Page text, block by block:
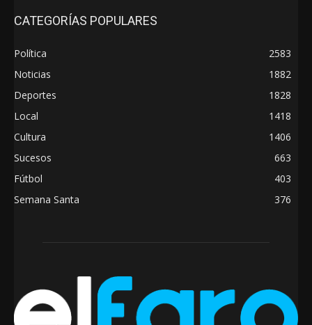
CATEGORÍAS POPULARES
Política
2583
Noticias
1882
Deportes
1828
Local
1418
Cultura
1406
Sucesos
663
Fútbol
403
Semana Santa
376